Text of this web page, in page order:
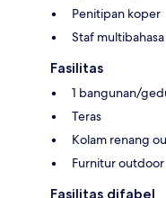
Penitipan koper
Staf multibahasa
Fasilitas
1 bangunan/
Teras
Kolam renang
Furnitur outdoor
Fasilitas difabel